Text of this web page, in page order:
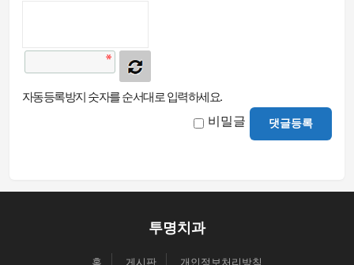
자동등록방지 숫자를 순서대로 입력하세요.
비밀글 댓글등록
투명치과
홈 게시판 개인정보처리방침